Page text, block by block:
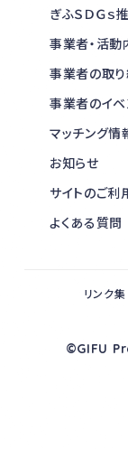
ぎふＳＤＧｓ
事業者・活
事業者の取
事業者のイベ
マッチング情
お知らせ
サイトのご利
よくある質問
©GIFU
リンク集